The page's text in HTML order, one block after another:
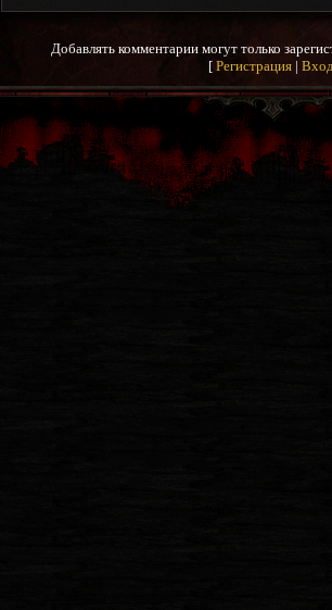
Добавлять комментарии могут только
[ Регистрация | Вход